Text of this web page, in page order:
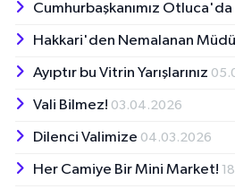
Cumhurbaşkanımız Otluca'da
Hakkari'den Nemalanan
Ayıptır bu Vitrin Yarışlarınız
Vali Bilmez! 03.04.2026
Dilenci Valimize 04.03.2026
Her Camiye Bir Mini Market!